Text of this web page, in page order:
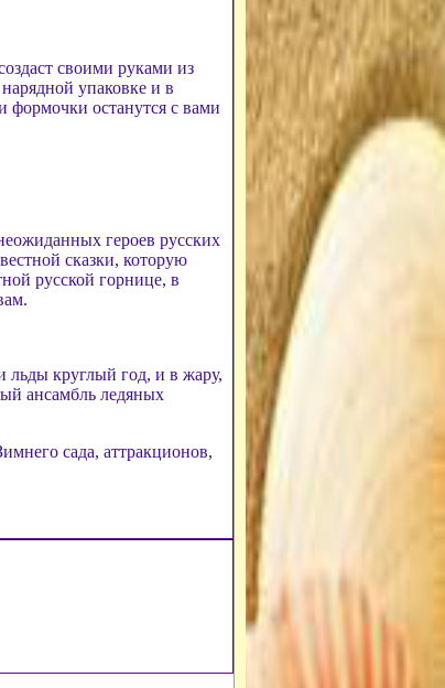
своими руками из
упаковке и в
формочки останутся с вами
героев русских
сказки, которую
русской горнице, в
льды круглый год, и в жару,
ансамбль ледяных
сада, аттракционов,